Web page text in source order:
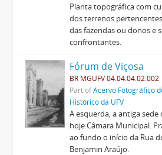
Planta topográfica com
dos terrenos
das fazendas ou donos e
confrontantes.
Fórum de Viçosa
BR MGUFV 04.04.04.02.002
Part ofAcervo Fotográfico
Histórico da UFV
A esquerda, a antiga sede
hoje Câmara Municipal.
ao fundo o início da Rua
Benjamin Araújo.